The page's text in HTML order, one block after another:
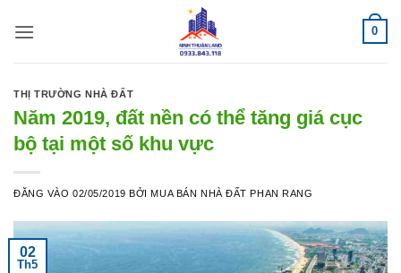
qua
0
THỊ TRƯỜNG NHÀ ĐẤT
Năm 2019, đất nền có thể tăng giá cục
bộ tại một số khu vực
ĐĂNG VÀO02/05/2019 BỞI MUA BÁN NHÀ ĐẤT PHAN RANG
02
Th5